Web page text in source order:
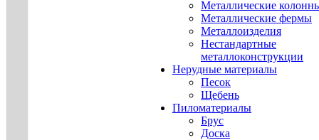
Металлические
Металлические фермы
Металлоизделия
Нестандартные
металлоконструкции
Нерудные материалы
Песок
Щебень
Пиломатериалы
Брус
Доска